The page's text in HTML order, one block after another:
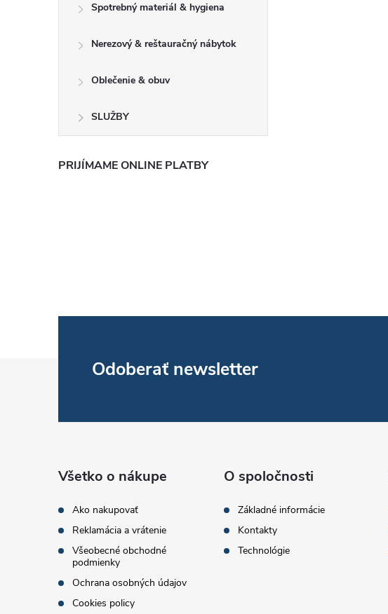
Spotrebný materiál & hygiena
Nerezový & reštauračný nábytok
Oblečenie & obuv
SLUŽBY
PRIJÍMAME ONLINE PLATBY
Odoberať newsletter
Všetko o nákupe
Ako nakupovať
Reklamácia a vrátenie
Všeobecné obchodné
podmienky
Ochrana osobných údajov
Cookies policy
O spoločnosti
Základné informácie
Kontakty
Technológie